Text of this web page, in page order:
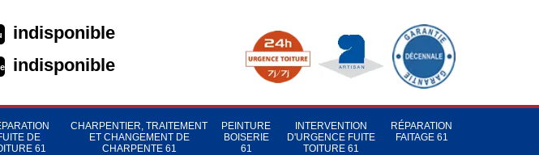
indisponible
indisponible
DE
61
CHARPENTIER, TRAITEMENT
ET CHANGEMENT DE
CHARPENTE 61
PEINTURE
BOISERIE
61
INTERVENTION
D'URGENCE FUITE
TOITURE 61
RÉPARATION
FAITAGE 61